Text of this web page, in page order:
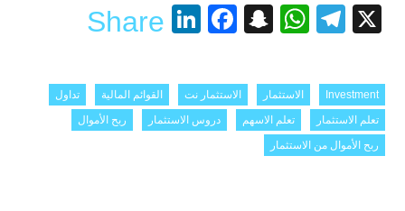
X
Telegram
WhatsApp
Snapchat
Facebook
LinkedIn
Share
Investment الاستثمار الاستثمار نت القوائم المالية
تداول
تعلم الاستثمار
تعلم الاسهم دروس الاستثمار
ربح الأموال
ربح الأموال من الاستثمار